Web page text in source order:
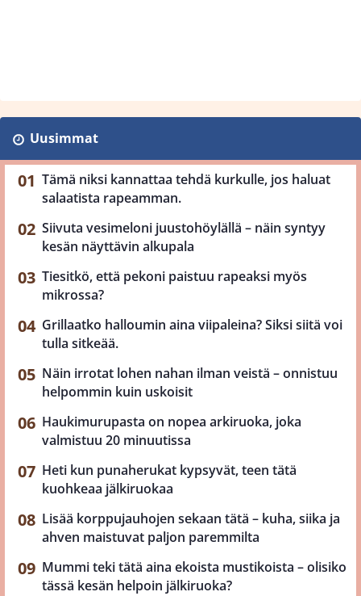
Uusimmat
Tämä niksi kannattaa tehdä kurkulle, jos haluat
salaatista rapeamman.
Siivuta vesimeloni juustohöylällä – näin syntyy
kesän näyttävin alkupala
Tiesitkö, että pekoni paistuu rapeaksi myös
mikrossa?
Grillaatko halloumin aina viipaleina? Siksi siitä voi
tulla sitkeää.
Näin irrotat lohen nahan ilman veistä – onnistuu
helpommin kuin uskoisit
Haukimurupasta on nopea arkiruoka, joka
valmistuu 20 minuutissa
Heti kun punaherukat kypsyvät, teen tätä
kuohkeaa jälkiruokaa
Lisää korppujauhojen sekaan tätä – kuha, siika ja
ahven maistuvat paljon paremmilta
Mummi teki tätä aina ekoista mustikoista – olisiko
tässä kesän helpoin jälkiruoka?